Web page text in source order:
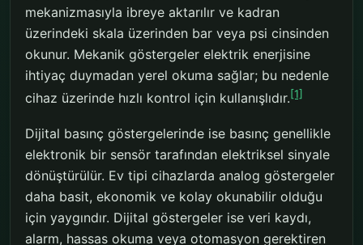
mekanizmasıyla ibreye aktarılır ve kadran
üzerindeki skala üzerinden bar veya psi cinsinden
okunur. Mekanik göstergeler elektrik enerjisine
ihtiyaç duymadan yerel okuma sağlar; bu nedenle
cihaz üzerinde hızlı kontrol için kullanışlıdır.[1]
Dijital basınç göstergelerinde ise basınç genellikle
elektronik bir sensör tarafından elektriksel sinyale
dönüştürülür. Ev tipi cihazlarda analog göstergeler
daha basit, ekonomik ve kolay okunabilir olduğu
için yaygındır. Dijital göstergeler ise veri kaydı,
alarm, hassas okuma veya otomasyon gerektiren